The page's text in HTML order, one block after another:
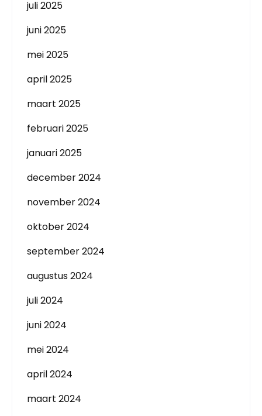
juli 2025
juni 2025
mei 2025
april 2025
maart 2025
februari 2025
januari 2025
december 2024
november 2024
oktober 2024
september 2024
augustus 2024
juli 2024
juni 2024
mei 2024
april 2024
maart 2024